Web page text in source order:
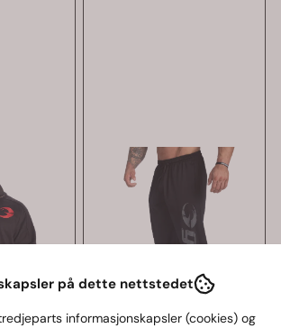
på dette nettstedet
informasjonskapsler (cookies) og